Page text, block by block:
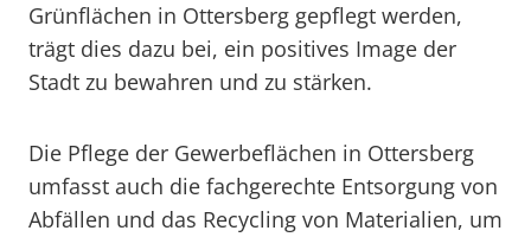
Grünflächen in Ottersberg gepflegt werden,
trägt dies dazu bei, ein positives Image der
Stadt zu bewahren und zu stärken.
Die Pflege der Gewerbeflächen in Ottersberg
umfasst auch die fachgerechte Entsorgung von
Abfällen und das Recycling von Materialien, um